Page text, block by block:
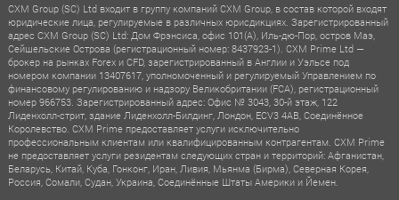
CXM Group (SC) Ltd входит в группу компаний CXM Group, в состав которой входят
юридические лица, регулируемые в различных юрисдикциях. Зарегистрированный
адрес CXM Group (SC) Ltd: Дом Фрэнсиса, офис 101(A), Иль-дю-Пор, остров Маэ,
Сейшельские Острова (регистрационный номер: 8437923-1). CXM Prime Ltd —
брокер на рынках Forex и CFD, зарегистрированный в Англии и Уэльсе под
номером компании 13407617, уполномоченный и регулируемый Управлением по
финансовому регулированию и надзору Великобритании (FCA), регистрационный
номер 966753. Зарегистрированный адрес: Офис № 3043, 30-й этаж, 122
Лиденхолл-стрит, здание Лиденхолл-Билдинг, Лондон, ECV3 4AB, Соединённое
Королевство. CXM Prime предоставляет услуги исключительно
профессиональным клиентам или квалифицированным контрагентам. CXM Prime
не предоставляет услуги резидентам следующих стран и территорий: Афганистан,
Беларусь, Китай, Куба, Гонконг, Иран, Ливия, Мьянма (Бирма), Северная Корея,
Россия, Сомали, Судан, Украина, Соединённые Штаты Америки и Йемен.